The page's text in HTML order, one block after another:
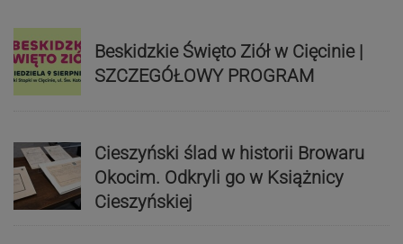
Beskidzkie Święto Ziół w Cięcinie |
SZCZEGÓŁOWY PROGRAM
Cieszyński ślad w historii Browaru
Okocim. Odkryli go w Książnicy
Cieszyńskiej